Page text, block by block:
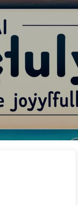
Tags
🇩🇪 Deutsch